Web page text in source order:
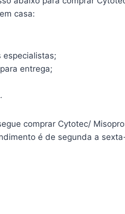
casa:
especialistas;
entrega;
comprar Cytotec/
é de segunda a